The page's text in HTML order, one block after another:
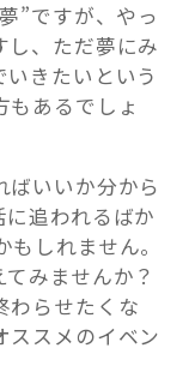
”ですが、やっ
し、ただ夢にみ
きたいという
もあるでしょ
ばいいか分から
追われるばか
しれません。
みませんか？
わらせたくな
ススメのイベン